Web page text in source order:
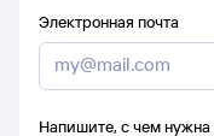
Электронная почта
Напишите, с чем